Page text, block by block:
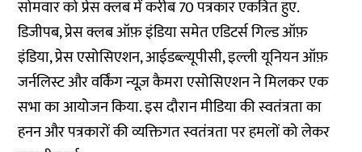
सोमवार को प्रेस क्लब में करीब 70 पत्रकार एकत्रित हुए.
डिजीपब, प्रेस क्लब ऑफ़ इंडिया समेत एडिटर्स गिल्ड ऑफ़
इंडिया, प्रेस एसोसिएशन, आईडब्ल्यूपीसी, इल्ली यूनियन ऑफ़
जर्नलिस्ट और वर्किंग न्यूज़ कैमरा एसोसिएशन ने मिलकर एक
सभा का आयोजन किया. इस दौरान मीडिया की स्वतंत्रता का
हनन और पत्रकारों की व्यक्तिगत स्वतंत्रता पर हमलों को लेकर